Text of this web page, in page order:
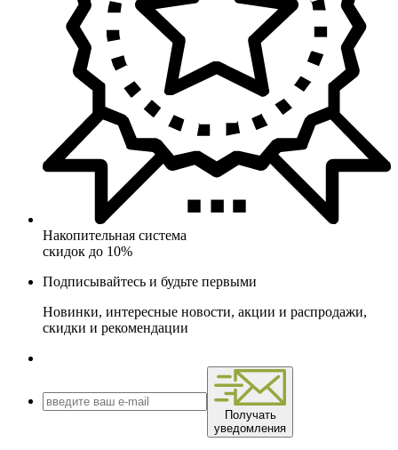
Накопительная система
скидок до 10%
Подписывайтесь и будьте первыми
Новинки, интересные новости, акции и распродажи,
скидки и рекомендации
Получать
уведомления